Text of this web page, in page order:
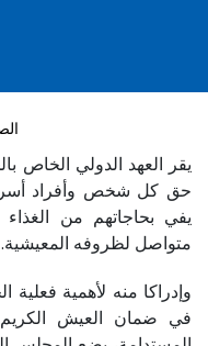
يقر العهد الدولي الخاص
حق كل شخص وأفراد
يفي بحاجاتهم من
متواصل لظروفه المعيشية.
وإدراكا منه لأهمية فعلية
في ضمان العيش الكريم